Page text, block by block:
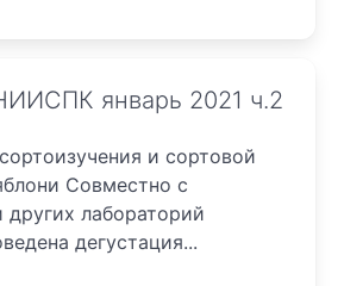
январь 2021 ч.2
и сортовой
Совместно с
других лабораторий
дегустация...